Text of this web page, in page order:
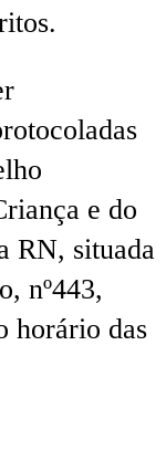
e do
RN, situada
nº443,
horário das